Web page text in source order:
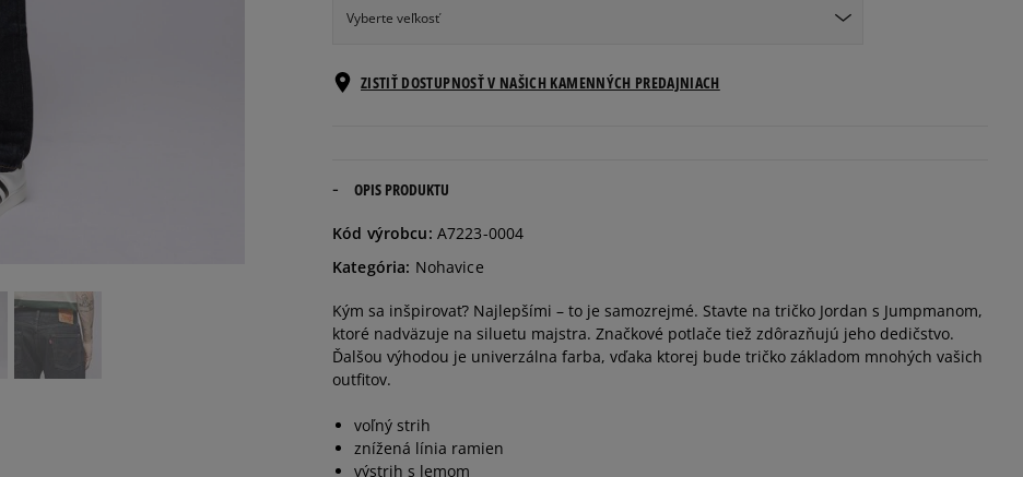
Vyberte veľkosť
30/32
dostupnosti
32/32
dostupnosti
33/32
dostupnosti
34/32
36/32
Informovať o
dostupnosti
ZISTIŤ DOSTUPNOSŤ V NAŠICH KAMENNÝCH PREDAJNIACH
OPIS PRODUKTU
Kód výrobcu: A7223-0004
Kategória: Nohavice
Kým sa inšpirovať? Najlepšími – to je samozrejmé. Stavte na tričko Jordan s Jumpmanom,
ktoré nadväzuje na siluetu majstra. Značkové potlače tiež zdôrazňujú jeho dedičstvo.
Ďalšou výhodou je univerzálna farba, vďaka ktorej bude tričko základom mnohých vašich
outfitov.
voľný strih
znížená línia ramien
výstrih s lemom